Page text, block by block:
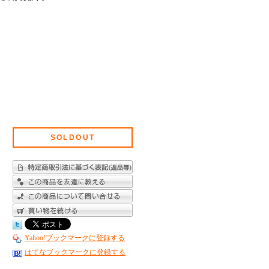
SOLDOUT
Yahoo!ブックマークに登録する
はてなブックマークに登録する